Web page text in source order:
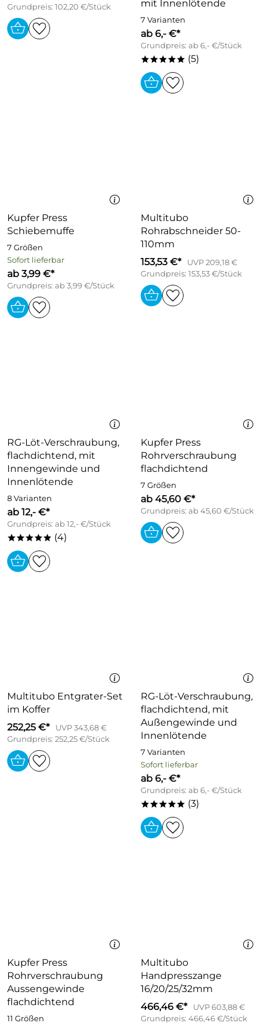
Grundpreis: 102,20 €/Stück
mit Innenlötende
7 Varianten
ab 6,- €*
Grundpreis: ab 6,- €/Stück
***** (5)
Kupfer Press
Schiebemuffe
7 Größen
Sofort lieferbar
ab 3,99 €*
Grundpreis: ab 3,99 €/Stück
Multitubo
Rohrabschneider 50-
110mm
153,53 €*
UVP 209,18 €
Grundpreis: 153,53 €/Stück
RG-Löt-Verschraubung,
flachdichtend, mit
Innengewinde und
Innenlötende
8 Varianten
ab 12,- €*
Grundpreis: ab 12,- €/Stück
***** (4)
Kupfer Press
Rohrverschraubung
flachdichtend
7 Größen
ab 45,60 €*
Grundpreis: ab 45,60 €/Stück
Multitubo Entgrater-Set
im Koffer
252,25 €*
UVP 343,68 €
Grundpreis: 252,25 €/Stück
RG-Löt-Verschraubung,
flachdichtend, mit
Außengewinde und
Innenlötende
7 Varianten
Sofort lieferbar
ab 6,- €*
Grundpreis: ab 6,- €/Stück
***** (3)
Kupfer Press
Rohrverschraubung
Aussengewinde
flachdichtend
11 Größen
Multitubo
Handpresszange
16/20/25/32mm
466,46 €*
UVP 603,88 €
Grundpreis: 466,46 €/Stück